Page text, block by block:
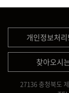
개인정보처리
찾아오시
27136 충청북도